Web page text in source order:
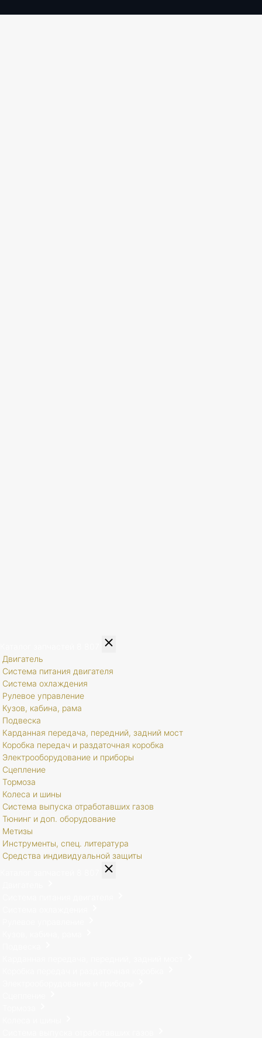
Двигатель
Система питания двигателя
Система охлаждения
Рулевое управление
Кузов, кабина, рама
Подвеска
Карданная передача, передний, задний мост
Коробка передач и раздаточная коробка
Электрооборудование и приборы
Сцепление
Тормоза
Колеса и шины
Система выпуска отработавших газов
Тюнинг и доп. оборудование
Метизы
Инструменты, спец. литература
Средства индивидуальной защиты